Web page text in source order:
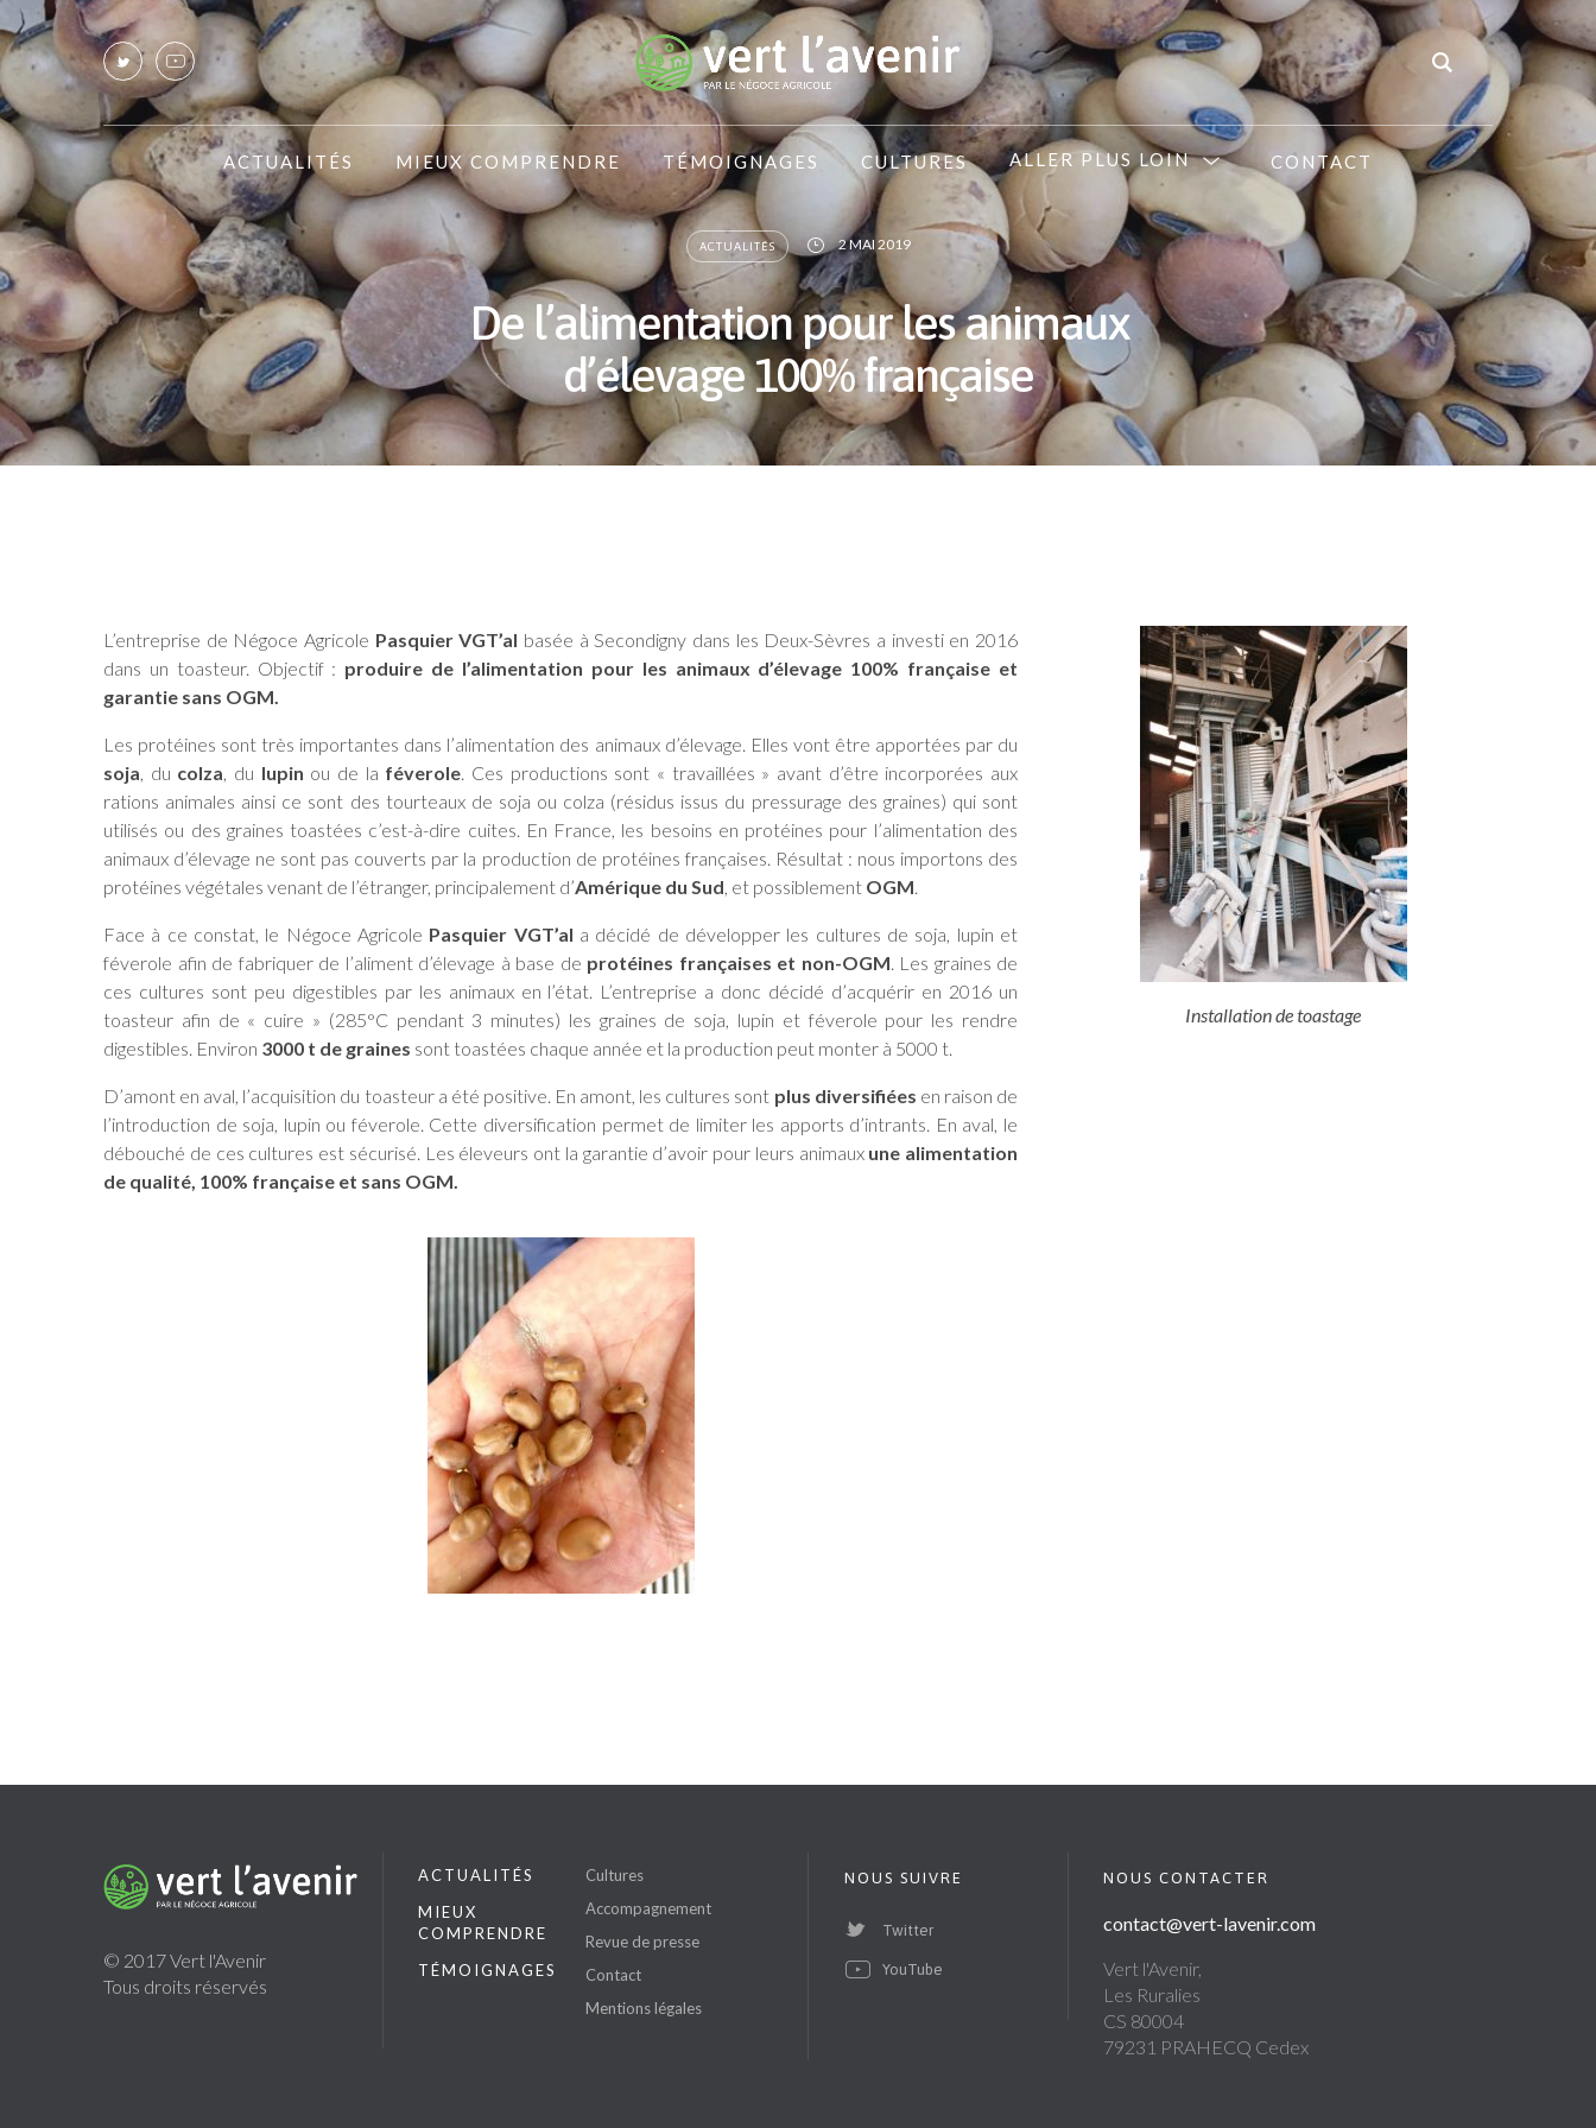
ACTUALITÉS MIEUX COMPRENDRE TÉMOIGNAGES CULTURES ALLER PLUS LOIN CONTACT
ACTUALITÉS 2 MAI 2019
De l’alimentation pour les animaux
d’élevage 100% française
L’entreprise de Négoce Agricole Pasquier VGT’al basée à Secondigny dans les Deux-Sèvres a investi en 2016
dans un toasteur. Objectif : produire de l’alimentation pour les animaux d’élevage 100% française et
garantie sans OGM.
Les protéines sont très importantes dans l’alimentation des animaux d’élevage. Elles vont être apportées par du
soja, du colza, du lupin ou de la féverole. Ces productions sont « travaillées » avant d’être incorporées aux
rations animales ainsi ce sont des tourteaux de soja ou colza (résidus issus du pressurage des graines) qui sont
utilisés ou des graines toastées c’est-à-dire cuites. En France, les besoins en protéines pour l’alimentation des
animaux d’élevage ne sont pas couverts par la production de protéines françaises. Résultat : nous importons des
protéines végétales venant de l’étranger, principalement d’Amérique du Sud, et possiblement OGM.
Face à ce constat, le Négoce Agricole Pasquier VGT’al a décidé de développer les cultures de soja, lupin et
féverole afin de fabriquer de l’aliment d’élevage à base de protéines françaises et non-OGM. Les graines de
ces cultures sont peu digestibles par les animaux en l’état. L’entreprise a donc décidé d’acquérir en 2016 un
toasteur afin de « cuire » (285°C pendant 3 minutes) les graines de soja, lupin et féverole pour les rendre
digestibles. Environ 3000 t de graines sont toastées chaque année et la production peut monter à 5000 t.
D’amont en aval, l’acquisition du toasteur a été positive. En amont, les cultures sont plus diversifiées en raison de
l’introduction de soja, lupin ou féverole. Cette diversification permet de limiter les apports d’intrants. En aval, le
débouché de ces cultures est sécurisé. Les éleveurs ont la garantie d’avoir pour leurs animaux une alimentation
de qualité, 100% française et sans OGM.
Installation de toastage
© 2017 Vert l'Avenir
Tous droits réservés
ACTUALITÉS
MIEUX
COMPRENDRE
TÉMOIGNAGES
Cultures
Accompagnement
Revue de presse
Contact
Mentions légales
NOUS SUIVRE
Twitter
YouTube
NOUS CONTACTER
contact@vert-lavenir.com
Vert l'Avenir,
Les Ruralies
CS 80004
79231 PRAHECQ Cedex